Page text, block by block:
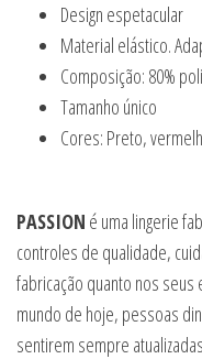
Design espetacular
Material elástico.
Composição: 80%
Tamanho único
Cores: Preto,
PASSION é uma lingerie
controles de qualidade,
fabricação quanto nos
mundo de hoje, pessoas
sentirem sempre